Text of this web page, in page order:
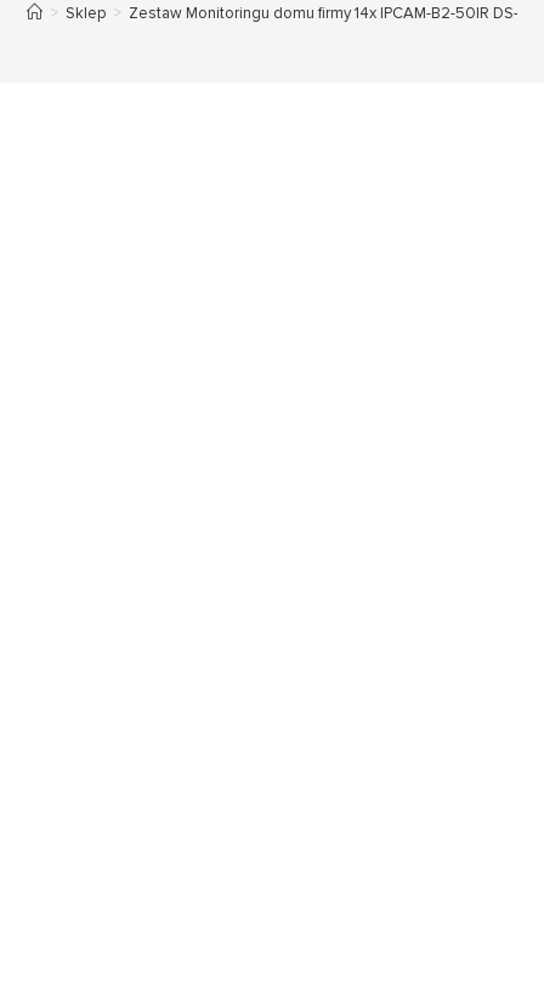
> Sklep > Zestaw Monitoringu domu firmy 14x IPCAM-B2-50IR DS-